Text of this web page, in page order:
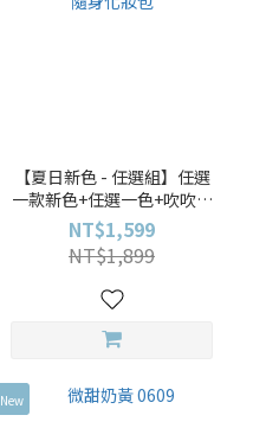
【夏日新色 - 任選組】任選
一款新色+任選一色+吹吹蒲
公英+隱形雨衣+貼。冰菓室
送 夏日隨身化妝包
NT$1,599
NT$1,899
New